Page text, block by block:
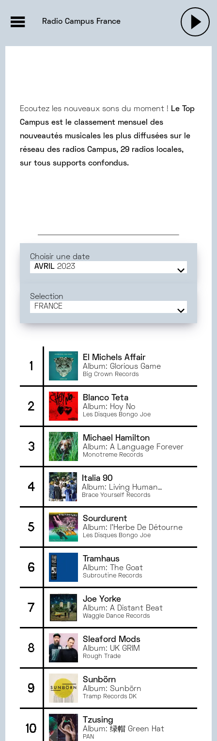
ACTUALITÉS
EMISSIONS |
PODCASTS
Radio Campus France
Ecoutez les nouveaux sons du moment ! Le Top
Campus est le classement mensuel des
nouveautés musicales les plus diffusées sur le
réseau des radios Campus, 29 radios locales,
sur tous supports confondus.
Choisir une date
AVRIL 2023
MAI
2025
AVRIL2025
DÉCEMBRE 2024
NOVEMBRE
2024
OCTOBRE2024
SEPTEMBRE2024
2024
2024
AVRIL2024
MARS2024
FÉVRIER2024
JANVIER2024
DÉCEMBRE2023
NOVEMBRE2023
OCTOBRE2023
SEPTEMBRE2023
JUIN2023
AVRIL2023
MARS2023
FÉVRIER2023
JANVIER2023
2022
2022
AVRIL2022
MARS2022
Selection
FRANCE
TOURS
GRENOBLE
1
El Michels Affair
Album: Glorious Game
Big Crown Records
2
Blanco Teta
Album: Hoy No
Les Disques Bongo Joe
3
Michael Hamilton
Album: A Language Forever
Monotreme Records
4
Italia 90
Album: Living Human
Treasure
Brace Yourself Records
5
Sourdurent
Album: l’Herbe De Détourne
Les Disques Bongo Joe
6
Tramhaus
Album: The Goat
Subroutine Records
7
Joe Yorke
Album: A Distant Beat
Waggle Dance Records
8
Sleaford Mods
Album: UK GRIM
Rough Trade
9
Sunbörn
Album: Sunbörn
Tramp Records DK
10
Tzusing
Album: 绿帽 Green Hat
PAN